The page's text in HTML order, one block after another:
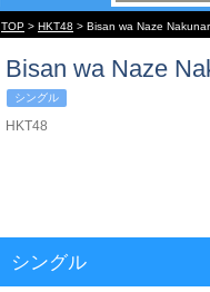
TOP > HKT48 > Bisan wa Naze
Bisan wa Naze
シングル
HKT48
シングル